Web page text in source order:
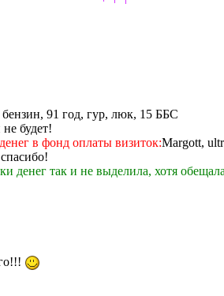
91 год, гур, люк, 15 ББС
будет!
в фонд оплаты визиток:Margott,
так и не выделила, хотя